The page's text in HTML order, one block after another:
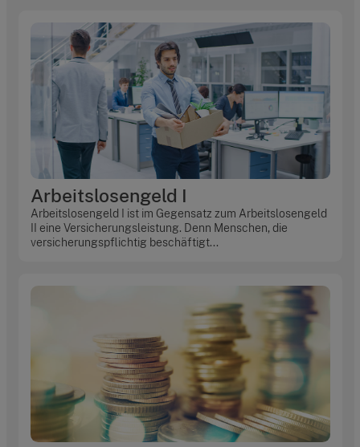
Arbeitslosengeld I
Arbeitslosengeld I ist im Gegensatz zum Arbeitslosengeld
II eine Versicherungsleistung. Denn Menschen, die
versicherungspflichtig beschäftigt...